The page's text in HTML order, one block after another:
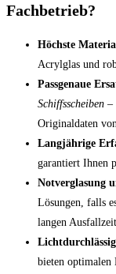
Fachbetrieb?
Höchste
Acrylglas und
Passgenaue
Schiffsscheiben –
Originaldaten
Langjährige
garantiert Ihnen
Notverglasung
Lösungen, falls
langen
bieten optimalen